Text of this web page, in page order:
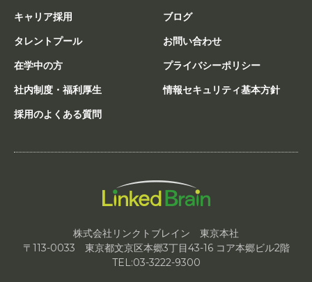
キャリア採用
タレントプール
在学中の方
社内制度・福利厚生
採用のよくある質問
ブログ
お問い合わせ
プライバシーポリシー
情報セキュリティ基本方針
株式会社リンクトブレイン 東京本社
〒113-0033 東京都文京区本郷3丁目43-16 コア本郷ビル2階
TEL:03-3222-9300